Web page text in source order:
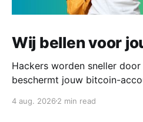
Wij bellen voor
Hackers worden sneller
beschermt jouw bitcoin-
4 aug. 2026 2 min read